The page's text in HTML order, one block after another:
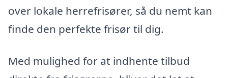
over lokale herrefrisører, så du nemt kan
finde den perfekte frisør til dig.
Med mulighed for at indhente tilbud